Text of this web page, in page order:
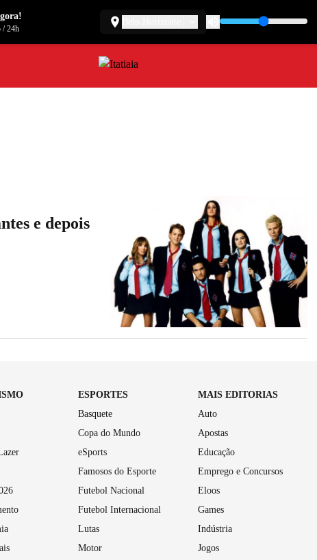
e depois
ESPORTES
Basquete
Copa do Mundo
eSports
Famosos do Esporte
Futebol Nacional
Futebol Internacional
Lutas
Motor
MAIS EDITORIAS
Auto
Apostas
Educação
Emprego e Concursos
Eloos
Games
Indústria
Jogos
/24h